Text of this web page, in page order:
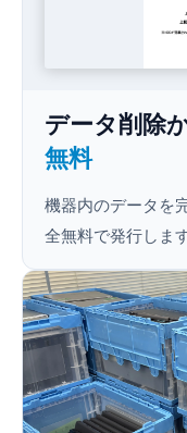
データ削除
無料
機器内のデータを
全無料で発行します